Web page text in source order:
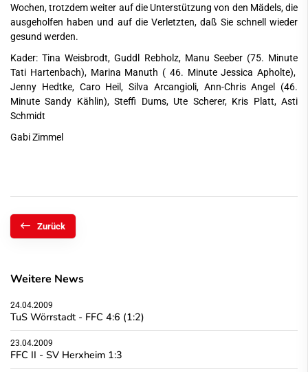
Wochen, trotzdem weiter auf die Unterstützung von den Mädels, die
ausgeholfen haben und auf die Verletzten, daß Sie schnell wieder
gesund werden.
Kader: Tina Weisbrodt, Guddl Rebholz, Manu Seeber (75. Minute
Tati Hartenbach), Marina Manuth ( 46. Minute Jessica Apholte),
Jenny Hedtke, Caro Heil, Silva Arcangioli, Ann-Chris Angel (46.
Minute Sandy Kählin), Steffi Dums, Ute Scherer, Kris Platt, Asti
Schmidt
Gabi Zimmel
Zurück
Weitere News
24.04.2009
TuS Wörrstadt - FFC 4:6 (1:2)
23.04.2009
FFC II - SV Herxheim 1:3